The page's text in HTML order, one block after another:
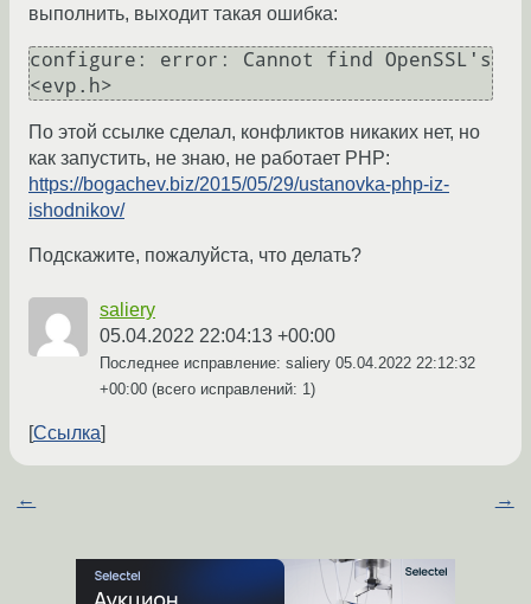
выполнить, выходит такая ошибка:
configure: error: Cannot find OpenSSL's
<evp.h>
По этой ссылке сделал, конфликтов никаких нет, но
как запустить, не знаю, не работает PHP:
https://bogachev.biz/2015/05/29/ustanovka-php-iz-
ishodnikov/
Подскажите, пожалуйста, что делать?
saliery
05.04.2022 22:04:13 +00:00
Последнее исправление: saliery 05.04.2022 22:12:32
+00:00 (всего исправлений: 1)
Ссылка
← →